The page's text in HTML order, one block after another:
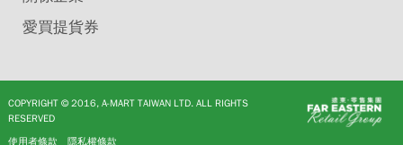
愛買提貨券
COPYRIGHT © 2016, A-MART TAIWAN LTD. ALL RIGHTS
RESERVED
使用者條款
隱私權條款